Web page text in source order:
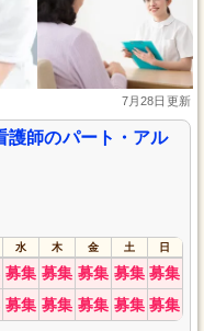
7月28日更新
護師のパート・アル
水 木 金 土 日
募集 募集 募集 募集 募集
募集 募集 募集 募集 募集